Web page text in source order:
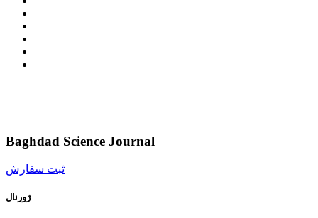
Baghdad Science Journal
ثبت سفارش
ژورنال